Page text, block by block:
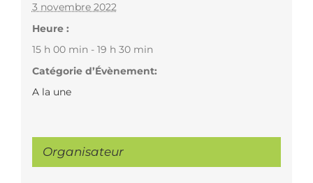
3 novembre 2022
Heure :
15 h 00 min - 19 h 30 min
Catégorie d’Évènement:
A la une
Organisateur